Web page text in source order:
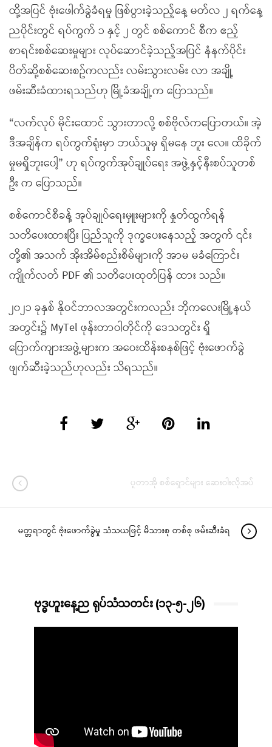
ထို့အပြင် ဗုံးဖေါက်ခွဲခံရမှု ဖြစ်ပွားခဲ့သည့်နေ့ မတ်လ ၂ ရက်နေ့
ညပိုင်းတွင် ရပ်ကွက် ၁ နှင့် ၂ တွင် စစ်ကောင် စီက ဧည့်
စာရင်းစစ်ဆေးမှုများ လုပ်ဆောင်ခဲ့သည့်အပြင် နံနက်ပိုင်း
ပိတ်ဆို့စစ်ဆေးစဥ်ကလည်း လမ်းသွားလမ်း လာ အချို့
ဖမ်းဆီးခံထားရသည်ဟု မြို့ခံအချို့က ပြောသည်။
“လက်လုပ် မိုင်းထောင် သွားတာလို့ စစ်ဗိုလ်ကပြောတယ်။ အဲ့
ဒီအချိန်က ရပ်ကွက်ရုံးမှာ ဘယ်သူမှ ရှိမနေ ဘူး လေ။ ထိခိုက်
မှုမရှိဘူးပေါ့” ဟု ရပ်ကွက်အုပ်ချုပ်ရေး အဖွဲ့နှင့်နီးစပ်သူတစ်
ဦး က ပြောသည်။
စစ်ကောင်စီခန့် အုပ်ချုပ်ရေးမှူးများကို နှုတ်ထွက်ရန်
သတိပေးထားပြီး ပြည်သူကို ဒုက္ခပေးနေသည့် အတွက် ၎င်း
တို့၏ အသက် အိုးအိမ်စည်းစိမ်များကို အာမ မခံကြောင်း
ကျိုက်လတ် PDF ၏ သတိပေးထုတ်ပြန် ထား သည်။
၂၀၂၁ ခုနှစ် နိုဝင်ဘာလအတွင်းကလည်း ဘိုကလေးမြို့နယ်
အတွင်း၌ MyTel ဖုန်းတာဝါတိုင်ကို ဒေသတွင်း ရှိ
ပြောက်ကျားအဖွဲ့များက အဝေးထိန်းစနစ်ဖြင့် ဗုံးဖောက်ခွဲ
ဖျက်ဆီးခဲ့သည်ဟုလည်း သိရသည်။
ပူတာအို စစ်ရှောင်များ ဆေးဝါးလိုအပ်
မတ္တရာတွင် ဗုံးဖောက်ခွဲမှု သံသယဖြင့် မိသားစု တစ်စု ဖမ်းဆီးခံရ
ဗုဒ္ဓဟူးနေ့ည ရုပ်သံသတင်း (၁၃-၅-၂၆)